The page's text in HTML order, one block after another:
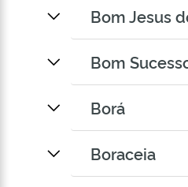
Bom Jesus
Bom
Borá
Boraceia